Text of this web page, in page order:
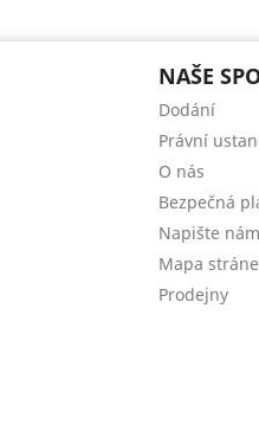
NAŠE
Dodání
Právní
O nás
Bezpečná
Napište nám
Mapa
Prodejny